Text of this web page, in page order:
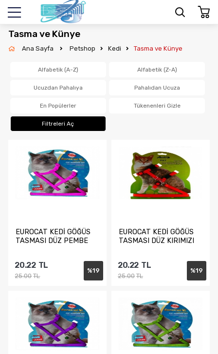
Tasma ve Künye
Ana Sayfa Petshop Kedi Tasma ve Künye
Alfabetik (A-Z) Alfabetik (Z-A)
Ucuzdan Pahalıya Pahalıdan Ucuza
En Popülerler Tükenenleri Gizle
Filtreleri Aç
EUROCAT KEDİ GÖĞÜS
TASMASI DÜZ PEMBE
%19
20.22 TL
25.00 TL
Sepete Ekle
EUROCAT KEDİ GÖĞÜS
TASMASI DÜZ KIRIMIZI
%19
20.22 TL
25.00 TL
Sepete Ekle